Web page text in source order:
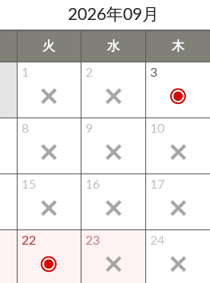
2026年09月
火 水 木
1 2 3
8 9 10
15 16 17
22 23 24